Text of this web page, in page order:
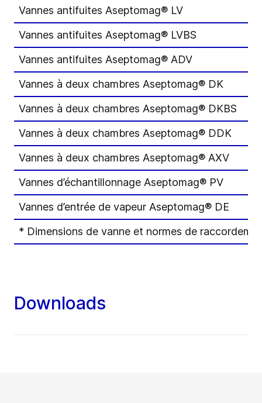
Vannes antifuites Aseptomag® LV
Vannes antifuites Aseptomag® LVBS
Vannes antifuites Aseptomag® ADV
Vannes à deux chambres Aseptomag® DK
Vannes à deux chambres Aseptomag® DKBS
Vannes à deux chambres Aseptomag® DDK
Vannes à deux chambres Aseptomag® AXV
Vannes d’échantillonnage Aseptomag® PV
Vannes d’entrée de vapeur Aseptomag® DE
* Dimensions de vanne et normes de
Downloads